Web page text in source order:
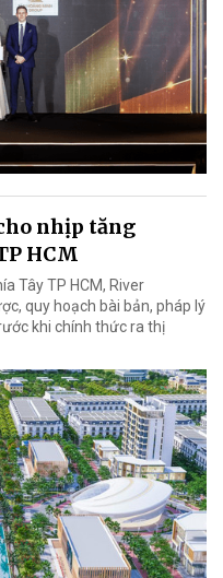
nhịp tăng
HCM
Tây TP HCM, River
quy hoạch bài bản, pháp lý
khi chính thức ra thị